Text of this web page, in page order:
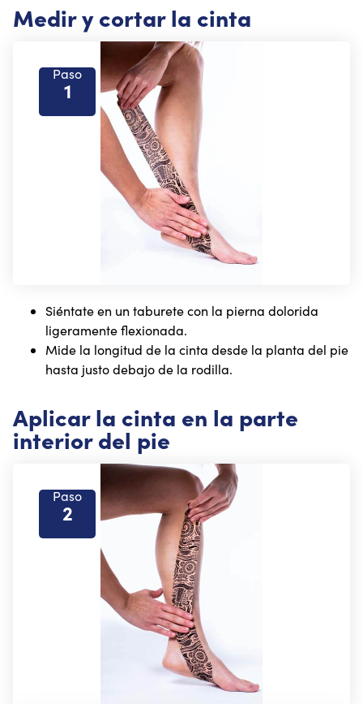
Medir y cortar la cinta
Paso
1
Siéntate en un taburete con la pierna dolorida
ligeramente flexionada.
Mide la longitud de la cinta desde la planta del pie
hasta justo debajo de la rodilla.
Aplicar la cinta en la parte
interior del pie
Paso
2